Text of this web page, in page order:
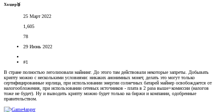
Холдер🥉
25 Март 2022
1,605
78
29 Июнь 2022
#1
В стране полностью леголизовали майнинг. До этого там действовали некоторые запреты. Добывать
крипту можно с несколькими условиями: никаких анонимных монет, делать это могут только
сертифицированные юрлица, при использовании энергии солнечных батарей майнер освобождается от
налогообложения, при использовании сетевых источников - плата в 2 раза выше+комиссии (налогов
тоже не будет). Ну и выводить крипту можно будет только на биржи и компании, одобренные
правительством.